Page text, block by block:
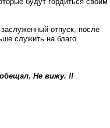
отпуск, после
служить на благо
Не вижу. !!